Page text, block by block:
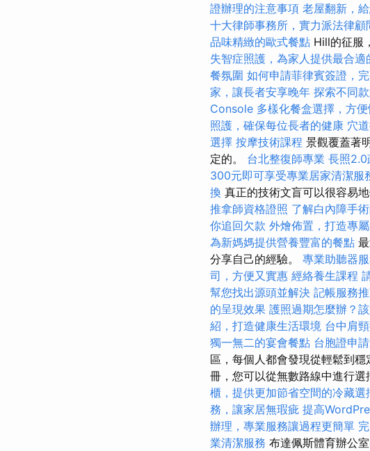
證辦理的注意事項 老屋翻新，
十大律師事務所，實力派法律顧
品味精緻的歐式餐點 Hill的征服
失智症照護，為家人提供最合適
餐氛圍 如何申請菲律賓簽證，
家，讓長者安享晚年 探索不同
Console 多樣化餐盒選擇，方
照護，確保每位長者的健康 穴
選擇 按摩技術課程 景觀覆蓋著
定的。 台北整復師專業 長照2.0
300元即可享受專業居家清潔服
換 真正的技術文盲可以很容易
推拿師資格證照 了解白內障手
你追回欠款 外燴佈置，打造專
為新媽媽提供營養豐富的餐點
分享自己的經驗。 專業助聽器
司，方便又實惠 經絡養生課程
幫您找出源頭並解決 記帳服務
的呈現效果 護照過期怎麼辦？
紹，打造健康生活環境 台中肩
獨一無二的宴會餐點 台胞證申
區，每個人都會發現從輕鬆到
冊，您可以從無數路線中進行選
櫃，提供更加節省空間的冷藏選
務，讓家居無瑕疵 提高
辦理，專業服務讓過程更簡單
業清潔服務 布達佩斯體育辦公